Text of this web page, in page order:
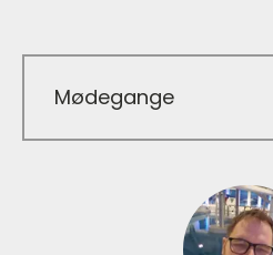
Mødegange